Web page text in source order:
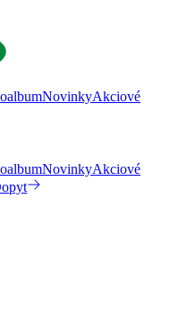
NovinkyAkciové
NovinkyAkciové